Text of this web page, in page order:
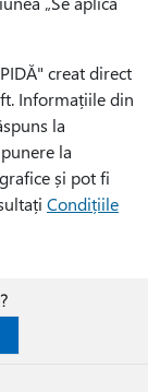
creat direct
Informațiile din
la
la
și pot fi
Condițiile